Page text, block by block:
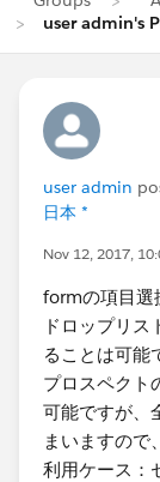
user admin's
user admin
日本 *
Nov 12, 2017,
formの項目選
ドロップリ
ることは可能
プロスペクト
可能ですが、
まいますので
利用ケース：